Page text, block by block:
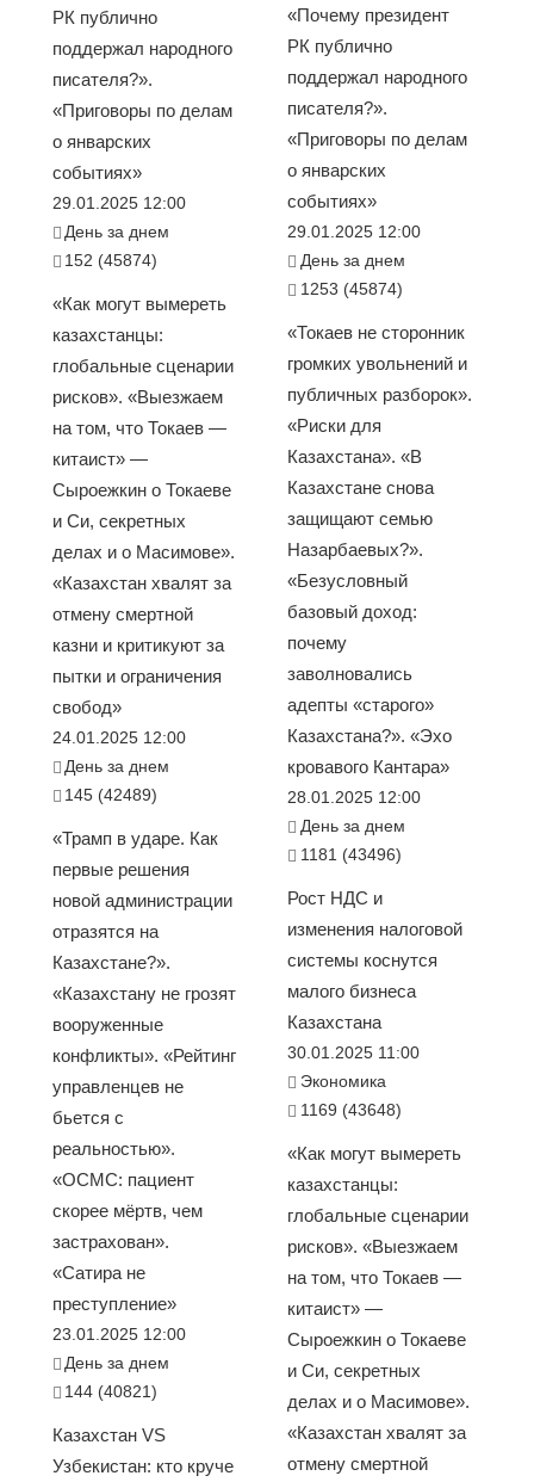
РК публично
поддержал народного
писателя?».
«Приговоры по делам
о январских
событиях»
29.01.2025 12:00
День за днем
152 (45874)
«Как могут вымереть
казахстанцы:
глобальные сценарии
рисков». «Выезжаем
на том, что Токаев —
китаист» —
Сыроежкин о Токаеве
и Си, секретных
делах и о Масимове».
«Казахстан хвалят за
отмену смертной
казни и критикуют за
пытки и ограничения
свобод»
24.01.2025 12:00
День за днем
145 (42489)
«Трамп в ударе. Как
первые решения
новой администрации
отразятся на
Казахстане?».
«Казахстану не грозят
вооруженные
конфликты». «Рейтинг
управленцев не
бьется с
реальностью».
«ОСМС: пациент
скорее мёртв, чем
застрахован».
«Сатира не
преступление»
23.01.2025 12:00
День за днем
144 (40821)
Казахстан VS
Узбекистан: кто круче
«Почему президент
РК публично
поддержал народного
писателя?».
«Приговоры по делам
о январских
событиях»
29.01.2025 12:00
День за днем
1253 (45874)
«Токаев не сторонник
громких увольнений и
публичных разборок».
«Риски для
Казахстана». «В
Казахстане снова
защищают семью
Назарбаевых?».
«Безусловный
базовый доход:
почему
заволновались
адепты «старого»
Казахстана?». «Эхо
кровавого Кантара»
28.01.2025 12:00
День за днем
1181 (43496)
Рост НДС и
изменения налоговой
системы коснутся
малого бизнеса
Казахстана
30.01.2025 11:00
Экономика
1169 (43648)
«Как могут вымереть
казахстанцы:
глобальные сценарии
рисков». «Выезжаем
на том, что Токаев —
китаист» —
Сыроежкин о Токаеве
и Си, секретных
делах и о Масимове».
«Казахстан хвалят за
отмену смертной